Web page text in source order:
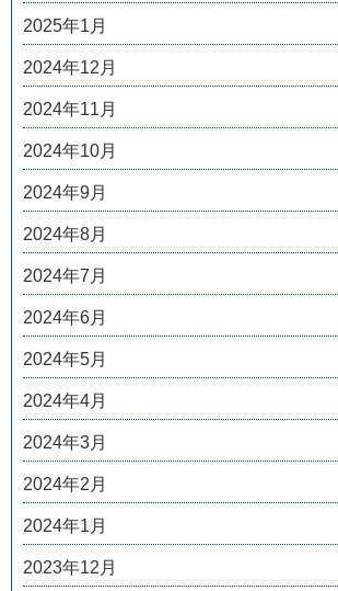
2025年1月
2024年12月
2024年11月
2024年10月
2024年9月
2024年8月
2024年7月
2024年6月
2024年5月
2024年4月
2024年3月
2024年2月
2024年1月
2023年12月